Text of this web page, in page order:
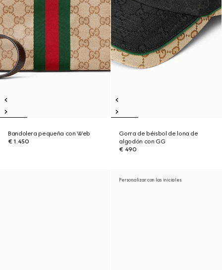
Bandolera pequeña con Web
€ 1.450
Gorra de béisbol de lona de
algodón con GG
€ 490
Personalizar con las iniciales